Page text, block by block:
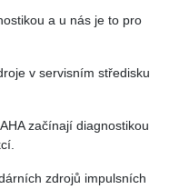
a u nás je to pro
v servisním středisku
začínají diagnostikou
zdrojů impulsních